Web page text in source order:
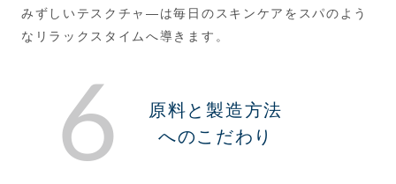
みずしいテスクチャ―は毎日のスキンケアをスパのよう
なリラックスタイムへ導きます。
6
原料と製造方法
へのこだわり